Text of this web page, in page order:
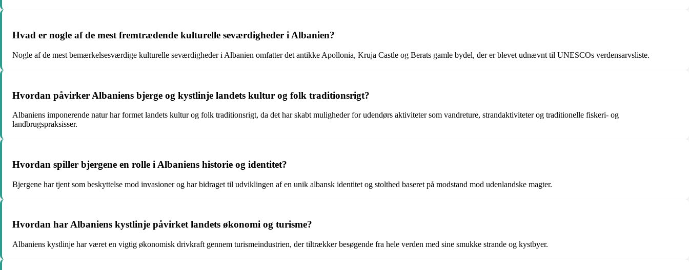
Hvad er nogle af de mest fremtrædende kulturelle seværdigheder i Albanien?
Nogle af de mest bemærkelsesværdige kulturelle seværdigheder i Albanien omfatter det antikke Apollonia, Kruja Castle og Berats gamle bydel, der er blevet udnævnt til UNESCOs verdensarvsliste.
Hvordan påvirker Albaniens bjerge og kystlinje landets kultur og folk traditionsrigt?
Albaniens imponerende natur har formet landets kultur og folk traditionsrigt, da det har skabt muligheder for udendørs aktiviteter som vandreture, strandaktiviteter og traditionelle fiskeri- og
landbrugspraksisser.
Hvordan spiller bjergene en rolle i Albaniens historie og identitet?
Bjergene har tjent som beskyttelse mod invasioner og har bidraget til udviklingen af en unik albansk identitet og stolthed baseret på modstand mod udenlandske magter.
Hvordan har Albaniens kystlinje påvirket landets økonomi og turisme?
Albaniens kystlinje har været en vigtig økonomisk drivkraft gennem turismeindustrien, der tiltrækker besøgende fra hele verden med sine smukke strande og kystbyer.